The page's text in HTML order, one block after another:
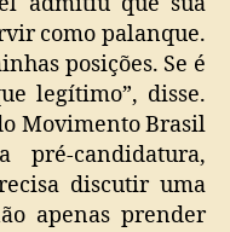
como palanque.
posições. Se é
legítimo”, disse.
Movimento Brasil
candidatura,
discutir uma
apenas prender